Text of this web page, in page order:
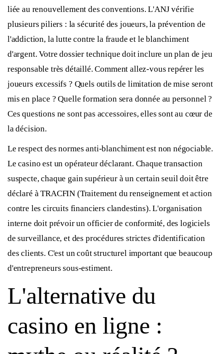
liée au renouvellement des conventions. L'ANJ vérifie
plusieurs piliers : la sécurité des joueurs, la prévention de
l'addiction, la lutte contre la fraude et le blanchiment
d'argent. Votre dossier technique doit inclure un plan de jeu
responsable très détaillé. Comment allez-vous repérer les
joueurs excessifs ? Quels outils de limitation de mise seront
mis en place ? Quelle formation sera donnée au personnel ?
Ces questions ne sont pas accessoires, elles sont au cœur de
la décision.
Le respect des normes anti-blanchiment est non négociable.
Le casino est un opérateur déclarant. Chaque transaction
suspecte, chaque gain supérieur à un certain seuil doit être
déclaré à TRACFIN (Traitement du renseignement et action
contre les circuits financiers clandestins). L'organisation
interne doit prévoir un officier de conformité, des logiciels
de surveillance, et des procédures strictes d'identification
des clients. C'est un coût structurel important que beaucoup
d'entrepreneurs sous-estiment.
L'alternative du
casino en ligne :